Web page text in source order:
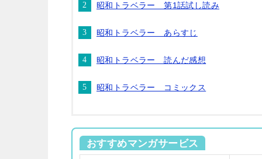
昭和トラベラー 第1話試し読み
昭和トラベラー あらすじ
昭和トラベラー 読んだ感想
昭和トラベラー コミックス
おすすめマンガサービス